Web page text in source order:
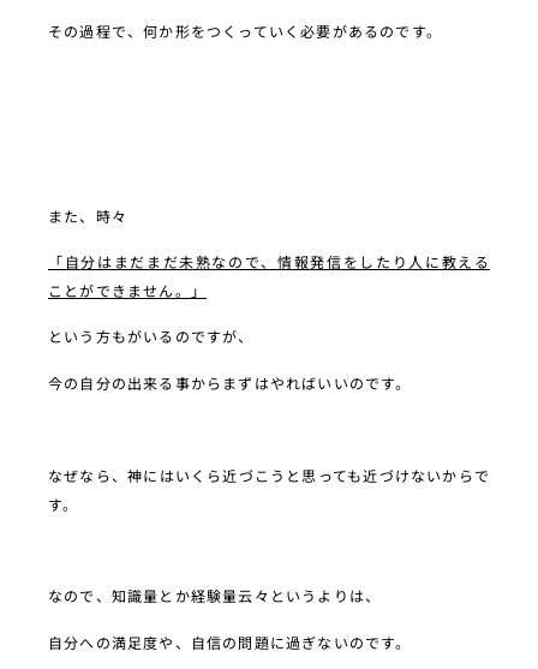
その過程で、何か形をつくっていく必要があるのです。
また、時々
「自分はまだまだ未熟なので、情報発信をしたり人に教える
ことができません。」
という方もがいるのですが、
今の自分の出来る事からまずはやればいいのです。
なぜなら、神にはいくら近づこうと思っても近づけないからで
す。
なので、知識量とか経験量云々というよりは、
自分への満足度や、自信の問題に過ぎないのです。